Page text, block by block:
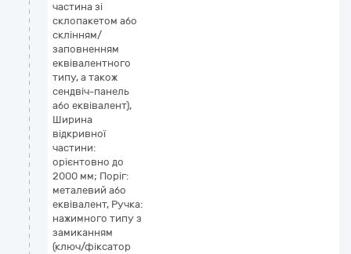
частина зі
склопакетом або
склінням/
заповненням
еквівалентного
типу, а також
сендвіч-панель
або еквівалент),
Ширина
відкривної
частини:
орієнтовно до
2000 мм; Поріг:
металевий або
еквівалент, Ручка:
нажимного типу з
замиканням
(ключ/фіксатор